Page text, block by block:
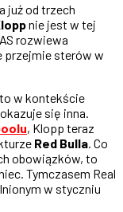
już od trzech
nie jest w tej
rozwiewa
przejmie sterów w
w kontekście
się inna.
, Klopp teraz
Red Bulla. Co
obowiązków, to
Tymczasem Real
w styczniu